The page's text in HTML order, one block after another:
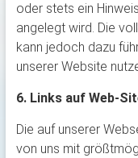
oder stets ein
angelegt wird. Die
kann jedoch dazu
unserer Website
6. Links auf Web-
Die auf unserer
von uns mit